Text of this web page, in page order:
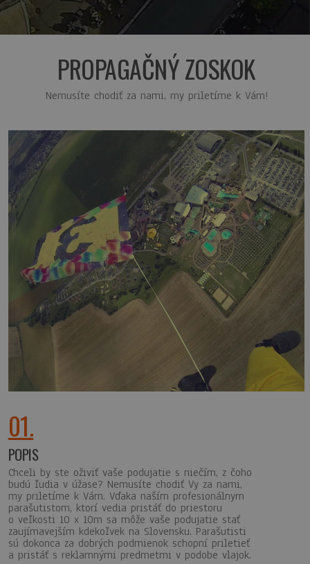
PROPAGAČNÝ ZOSKOK
Nemusíte chodiť za nami, my priletíme k Vám!
01.
POPIS
Chceli by ste oživiť vaše podujatie s niečím, z čoho
budú ľudia v úžase? Nemusíte chodiť Vy za nami,
my priletíme k Vám. Vďaka naším profesionálnym
parašutistom, ktorí vedia pristáť do priestoru
o veľkosti 10 x 10m sa môže vaše podujatie stať
zaujímavejším kdekoľvek na Slovensku. Parašutisti
sú dokonca za dobrých podmienok schopní priletieť
a pristáť s reklamnými predmetmi v podobe vlajok.